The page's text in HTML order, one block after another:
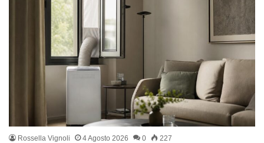
Rossella Vignoli 4 Agosto 2026 0 227